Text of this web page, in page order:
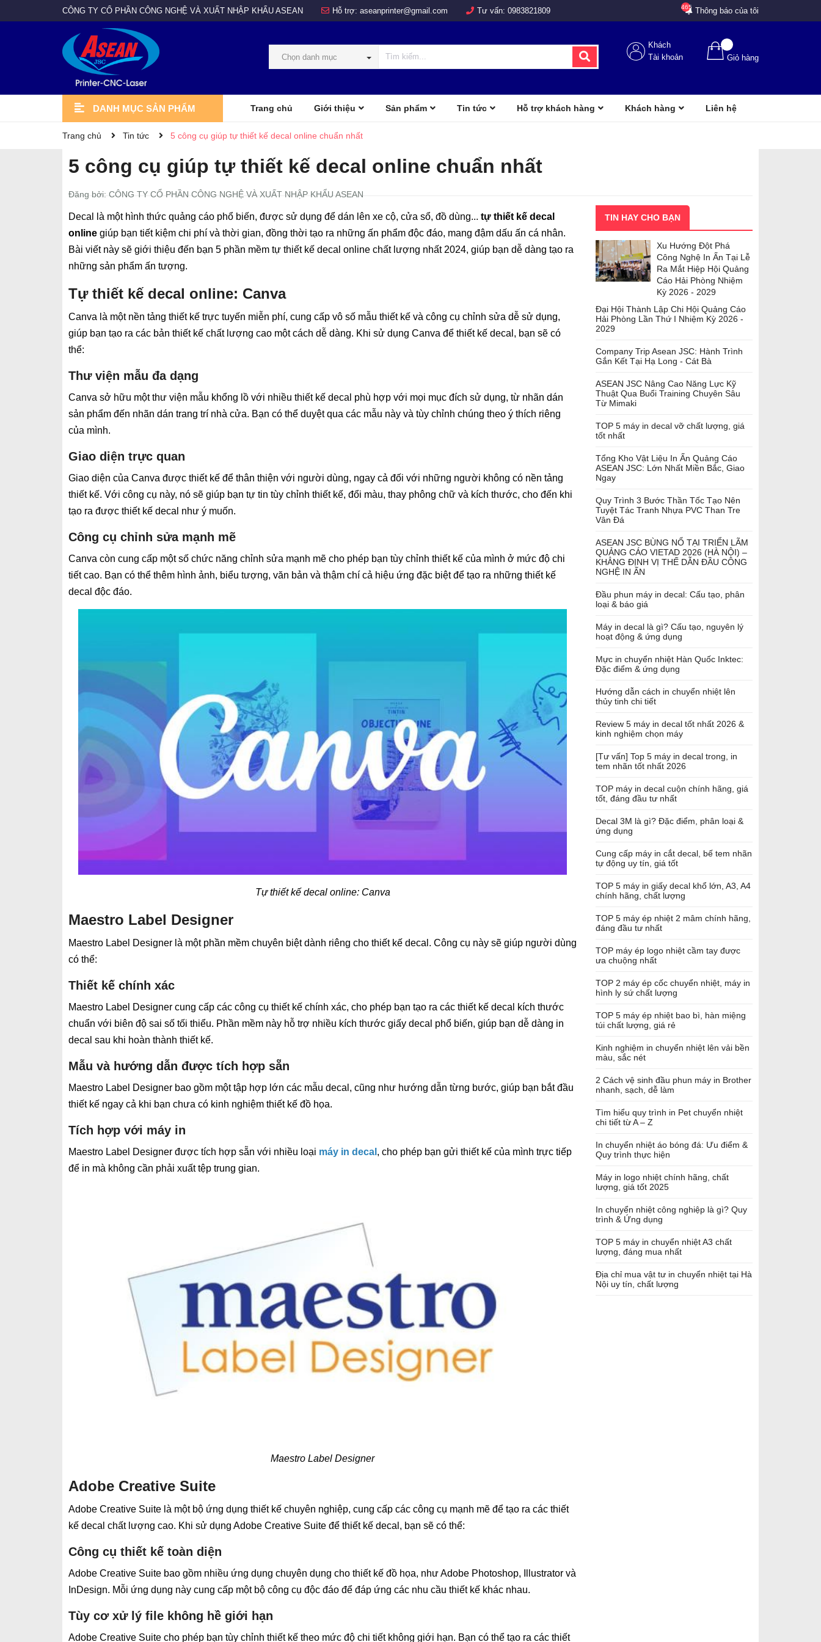
CÔNG TY CỔ PHẦN CÔNG NGHỆ VÀ XUẤT NHẬP KHẨU ASEAN Hỗ trợ: aseanprinter@gmail.com Tư vấn: 0983821809 Thông báo của tôi
465
Chọn danh mục Giỏ hàng
Khách
Tài khoản
DANH MỤC SẢN PHẨM Trang chủ Giới thiệu Sản phẩm Tin tức Hỗ trợ khách hàng Khách hàng Liên hệ
Trang chủ Tin tức 5 công cụ giúp tự thiết kế decal online chuẩn nhất
5 công cụ giúp tự thiết kế decal online chuẩn nhất
Đăng bởi: CÔNG TY CỔ PHẦN CÔNG NGHỆ VÀ XUẤT NHẬP KHẨU ASEAN
Decal là một hình thức quảng cáo phổ biến, được sử dụng để dán lên xe cộ, cửa sổ, đồ dùng... tự thiết kế decal
online giúp bạn tiết kiệm chi phí và thời gian, đồng thời tạo ra những ấn phẩm độc đáo, mang đậm dấu ấn cá nhân.
Bài viết này sẽ giới thiệu đến bạn 5 phần mềm tự thiết kế decal online chất lượng nhất 2024, giúp bạn dễ dàng tạo ra
những sản phẩm ấn tượng.
Tự thiết kế decal online: Canva
Canva là một nền tảng thiết kế trực tuyến miễn phí, cung cấp vô số mẫu thiết kế và công cụ chỉnh sửa dễ sử dụng,
giúp bạn tạo ra các bản thiết kế chất lượng cao một cách dễ dàng. Khi sử dụng Canva để thiết kế decal, bạn sẽ có
thể:
Thư viện mẫu đa dạng
Canva sở hữu một thư viện mẫu khổng lồ với nhiều thiết kế decal phù hợp với mọi mục đích sử dụng, từ nhãn dán
sản phẩm đến nhãn dán trang trí nhà cửa. Bạn có thể duyệt qua các mẫu này và tùy chỉnh chúng theo ý thích riêng
của mình.
Giao diện trực quan
Giao diện của Canva được thiết kế để thân thiện với người dùng, ngay cả đối với những người không có nền tảng
thiết kế. Với công cụ này, nó sẽ giúp bạn tự tin tùy chỉnh thiết kế, đổi màu, thay phông chữ và kích thước, cho đến khi
tạo ra được thiết kế decal như ý muốn.
Công cụ chỉnh sửa mạnh mẽ
Canva còn cung cấp một số chức năng chỉnh sửa mạnh mẽ cho phép bạn tùy chỉnh thiết kế của mình ở mức độ chi
tiết cao. Bạn có thể thêm hình ảnh, biểu tượng, văn bản và thậm chí cả hiệu ứng đặc biệt để tạo ra những thiết kế
decal độc đáo.
Tự thiết kế decal online: Canva
Maestro Label Designer
Maestro Label Designer là một phần mềm chuyên biệt dành riêng cho thiết kế decal. Công cụ này sẽ giúp người dùng
có thể:
Thiết kế chính xác
Maestro Label Designer cung cấp các công cụ thiết kế chính xác, cho phép bạn tạo ra các thiết kế decal kích thước
chuẩn với biên độ sai số tối thiểu. Phần mềm này hỗ trợ nhiều kích thước giấy decal phổ biến, giúp bạn dễ dàng in
decal sau khi hoàn thành thiết kế.
Mẫu và hướng dẫn được tích hợp sẵn
Maestro Label Designer bao gồm một tập hợp lớn các mẫu decal, cũng như hướng dẫn từng bước, giúp bạn bắt đầu
thiết kế ngay cả khi bạn chưa có kinh nghiệm thiết kế đồ họa.
Tích hợp với máy in
Maestro Label Designer được tích hợp sẵn với nhiều loại máy in decal , cho phép bạn gửi thiết kế của mình trực tiếp
để in mà không cần phải xuất tệp trung gian.
Maestro Label Designer
Adobe Creative Suite
Adobe Creative Suite là một bộ ứng dụng thiết kế chuyên nghiệp, cung cấp các công cụ mạnh mẽ để tạo ra các thiết
kế decal chất lượng cao. Khi sử dụng Adobe Creative Suite để thiết kế decal, bạn sẽ có thể:
Công cụ thiết kế toàn diện
Adobe Creative Suite bao gồm nhiều ứng dụng chuyên dụng cho thiết kế đồ họa, như Adobe Photoshop, Illustrator và
InDesign. Mỗi ứng dụng này cung cấp một bộ công cụ độc đáo để đáp ứng các nhu cầu thiết kế khác nhau.
Tùy cơ xử lý file không hề giới hạn
Adobe Creative Suite cho phép bạn tùy chỉnh thiết kế theo mức độ chi tiết không giới hạn. Bạn có thể tạo ra các thiết
TIN HAY CHO BẠN
Xu Hướng Đột Phá
Công Nghệ In Ấn Tại Lễ
Ra Mắt Hiệp Hội Quảng
Cáo Hải Phòng Nhiệm
Kỳ 2026 - 2029
Đại Hội Thành Lập Chi Hội Quảng Cáo
Hải Phòng Lần Thứ I Nhiệm Kỳ 2026 -
2029
Company Trip Asean JSC: Hành Trình
Gắn Kết Tại Hạ Long - Cát Bà
ASEAN JSC Nâng Cao Năng Lực Kỹ
Thuật Qua Buổi Training Chuyên Sâu
Từ Mimaki
TOP 5 máy in decal vỡ chất lượng, giá
tốt nhất
Tổng Kho Vật Liệu In Ấn Quảng Cáo
ASEAN JSC: Lớn Nhất Miền Bắc, Giao
Ngay
Quy Trình 3 Bước Thần Tốc Tạo Nên
Tuyệt Tác Tranh Nhựa PVC Than Tre
Vân Đá
ASEAN JSC BÙNG NỔ TẠI TRIỂN LÃM
QUẢNG CÁO VIETAD 2026 (HÀ NỘI) –
KHẲNG ĐỊNH VỊ THẾ DẪN ĐẦU CÔNG
NGHỆ IN ẤN
Đầu phun máy in decal: Cấu tạo, phân
loại & báo giá
Máy in decal là gì? Cấu tạo, nguyên lý
hoạt động & ứng dụng
Mực in chuyển nhiệt Hàn Quốc Inktec:
Đặc điểm & ứng dụng
Hướng dẫn cách in chuyển nhiệt lên
thủy tinh chi tiết
Review 5 máy in decal tốt nhất 2026 &
kinh nghiệm chọn máy
[Tư vấn] Top 5 máy in decal trong, in
tem nhãn tốt nhất 2026
TOP máy in decal cuộn chính hãng, giá
tốt, đáng đầu tư nhất
Decal 3M là gì? Đặc điểm, phân loại &
ứng dụng
Cung cấp máy in cắt decal, bế tem nhãn
tự động uy tín, giá tốt
TOP 5 máy in giấy decal khổ lớn, A3, A4
chính hãng, chất lượng
TOP 5 máy ép nhiệt 2 mâm chính hãng,
đáng đầu tư nhất
TOP máy ép logo nhiệt cầm tay được
ưa chuộng nhất
TOP 2 máy ép cốc chuyển nhiệt, máy in
hình ly sứ chất lượng
TOP 5 máy ép nhiệt bao bì, hàn miệng
túi chất lượng, giá rẻ
Kinh nghiệm in chuyển nhiệt lên vải bền
màu, sắc nét
2 Cách vệ sinh đầu phun máy in Brother
nhanh, sạch, dễ làm
Tìm hiểu quy trình in Pet chuyển nhiệt
chi tiết từ A – Z
In chuyển nhiệt áo bóng đá: Ưu điểm &
Quy trình thực hiện
Máy in logo nhiệt chính hãng, chất
lượng, giá tốt 2025
In chuyển nhiệt công nghiệp là gì? Quy
trình & Ứng dụng
TOP 5 máy in chuyển nhiệt A3 chất
lượng, đáng mua nhất
Địa chỉ mua vật tư in chuyển nhiệt tại Hà
Nội uy tín, chất lượng